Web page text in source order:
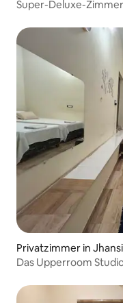
Super-Deluxe-
Privatzimmer in Jhansi
Das Upperroom